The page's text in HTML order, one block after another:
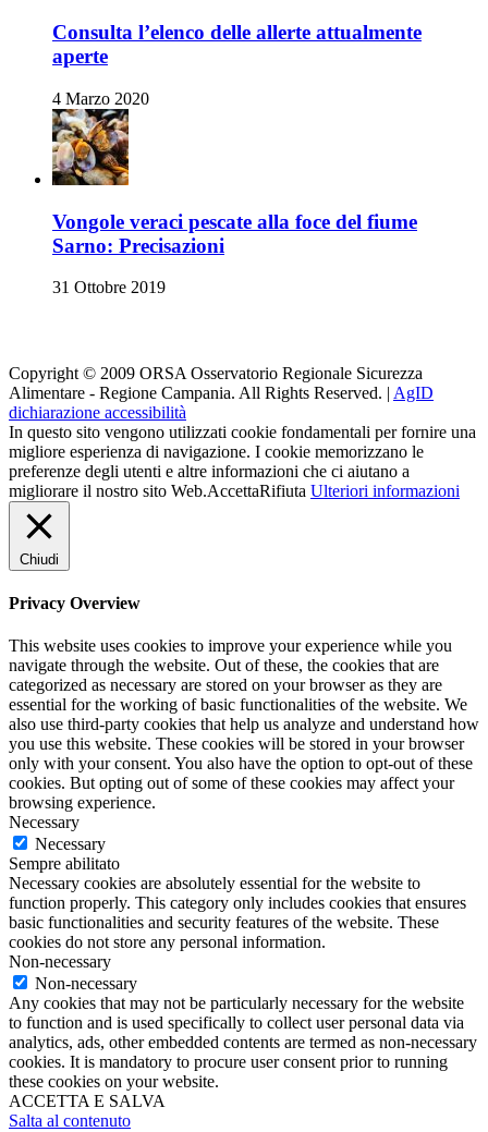
Consulta l’elenco delle allerte attualmente
aperte
4 Marzo 2020
Vongole veraci pescate alla foce del fiume
Sarno: Precisazioni
31 Ottobre 2019
Copyright © 2009 ORSA Osservatorio Regionale Sicurezza
Alimentare - Regione Campania. All Rights Reserved. | AgID
dichiarazione accessibilità
In questo sito vengono utilizzati cookie fondamentali per fornire una
migliore esperienza di navigazione. I cookie memorizzano le
preferenze degli utenti e altre informazioni che ci aiutano a
migliorare il nostro sito Web.AccettaRifiuta Ulteriori informazioni
Chiudi
Privacy Overview
This website uses cookies to improve your experience while you
navigate through the website. Out of these, the cookies that are
categorized as necessary are stored on your browser as they are
essential for the working of basic functionalities of the website. We
also use third-party cookies that help us analyze and understand how
you use this website. These cookies will be stored in your browser
only with your consent. You also have the option to opt-out of these
cookies. But opting out of some of these cookies may affect your
browsing experience.
Necessary
Necessary
Sempre abilitato
Necessary cookies are absolutely essential for the website to
function properly. This category only includes cookies that ensures
basic functionalities and security features of the website. These
cookies do not store any personal information.
Non-necessary
Non-necessary
Any cookies that may not be particularly necessary for the website
to function and is used specifically to collect user personal data via
analytics, ads, other embedded contents are termed as non-necessary
cookies. It is mandatory to procure user consent prior to running
these cookies on your website.
ACCETTA E SALVA
Salta al contenuto